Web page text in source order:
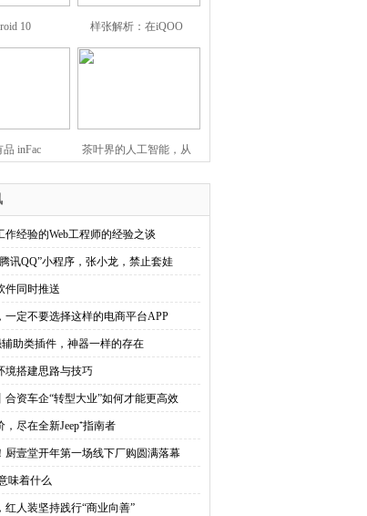
10 样张解析：在iQOO
inFac 茶叶界的人工智能，从
作经验的Web工程师的经验之谈
讯QQ”小程序，张小龙，禁止套娃
件同时推送
一定不要选择这样的电商平台APP
辅助类插件，神器一样的存在
境搭建思路与技巧
合资车企“转型大业”如何才能更高效
，尽在全新Jeep⁺指南者
厨壹堂开年第一场线下厂购圆满落幕
味着什么
红人装坚持践行“商业向善”